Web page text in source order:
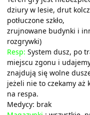
dziury w lesie, drut
potłuczone szkło,
zrujnowane budynki i
rozgrywki)
Resp: System dusz, po
miejscu zgonu i
znajdują się wolne
jeżeli nie to czekamy aż
na respa.
Medycy: brak